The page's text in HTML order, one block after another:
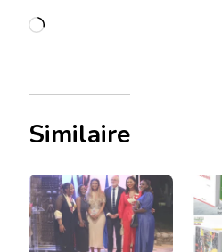
Chargement…
Similaire